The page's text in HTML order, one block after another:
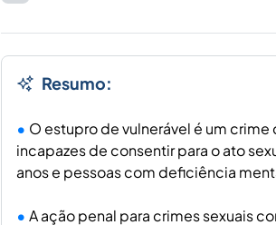
Resumo:
O estupro de vulnerável é um
incapazes de consentir para o ato
anos e pessoas com deficiência
A ação penal para crimes sexuais